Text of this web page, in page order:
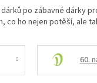
po zábavné dárky
co ho nejen potěší, ale
60.